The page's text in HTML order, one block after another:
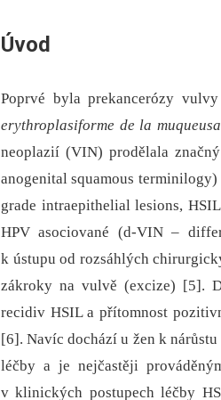
Úvod
Poprvé byla prekancerózy
erythroplasiforme de la muqueusa
neoplazií (VIN) prodělala
anogenital squamous
grade intraepithelial lesions,
HPV asociované (d-VIN –⁠
k ústupu od rozsáhlých
zákroky na vulvě (excize) [5].
recidiv HSIL a přítomnost
[6]. Navíc dochází u žen k
léčby a je nejčastěji
v klinických postupech léčby